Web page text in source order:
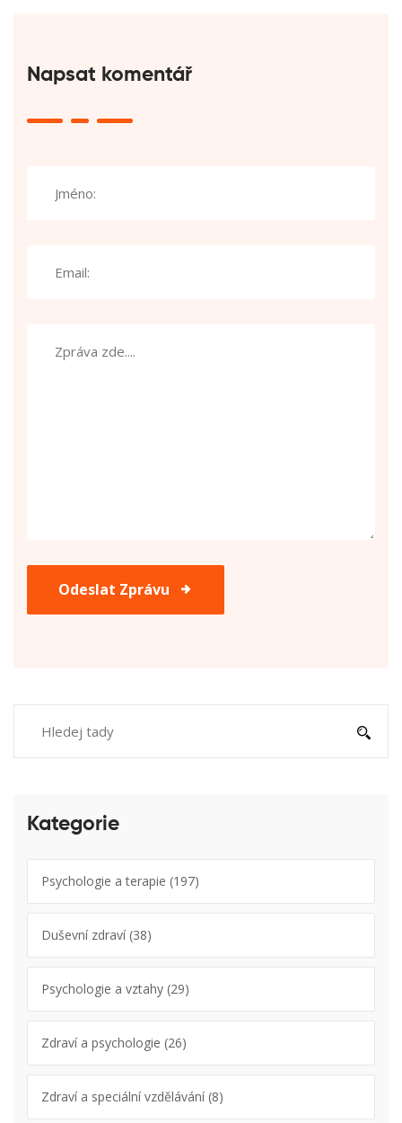
Napsat komentář
Odeslat Zprávu
Kategorie
Psychologie a terapie (197)
Duševní zdraví(38)
Psychologie a vztahy (29)
Zdraví a psychologie (26)
Zdraví a speciální vzdělávání(8)